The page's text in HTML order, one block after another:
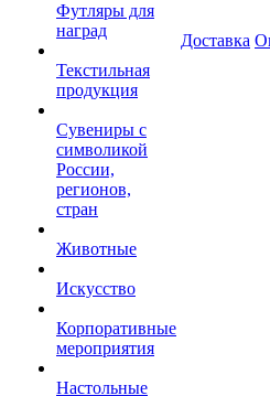
Футляры для
наград
Текстильная
продукция
Сувениры с
символикой
России,
регионов,
стран
Животные
Искусство
Корпоративные
мероприятия
Настольные
Доставка